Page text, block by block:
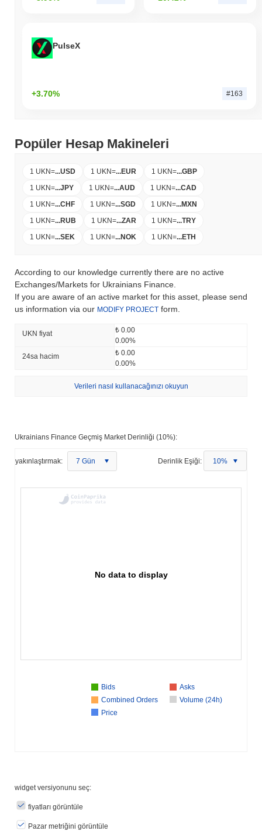
PulseX
+3.70% #163
Popüler Hesap Makineleri
1 UKN=...USD 1 UKN=...EUR 1 UKN=...GBP
1 UKN=...JPY 1 UKN=...AUD 1 UKN=...CAD
1 UKN=...CHF 1 UKN=...SGD 1 UKN=...MXN
1 UKN=...RUB 1 UKN=...ZAR 1 UKN=...TRY
1 UKN=...SEK 1 UKN=...NOK 1 UKN=...ETH
According to our knowledge currently there are no active
Exchanges/Markets for Ukrainians Finance.
If you are aware of an active market for this asset, please send
us information via our MODIFY PROJECT form.
UKN fiyat
₺ 0.00
0.00%
24sa hacim
₺ 0.00
0.00%
Verileri nasıl kullanacağınızı okuyun
Ukrainians Finance Geçmiş Market Derinliği (10%):
yakınlaştırmak: 7 Gün Derinlik Eşiği: 10%
No data to display
Bids
Asks
Combined Orders
Volume (24h)
Price
widget versiyonunu seç:
fiyatları görüntüle
Pazar metriğini görüntüle